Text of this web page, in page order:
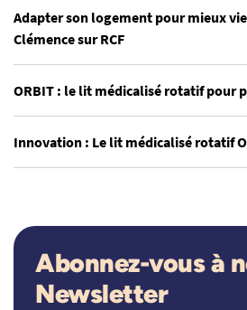
Adapter son logement pour mieux
Clémence sur RCF
ORBIT : le lit médicalisé rotatif pour
Innovation : Le lit médicalisé rotatif
Abonnez-vous à
Newsletter